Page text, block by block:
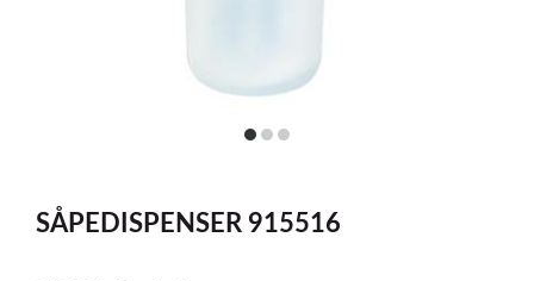
itemitemitem
of
SÅPEDISPENSER 915516